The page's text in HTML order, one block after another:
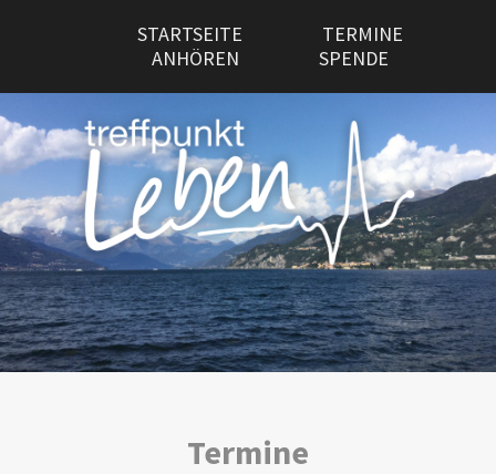
STARTSEITE
TERMINE
ANHÖREN
SPENDE
Termine